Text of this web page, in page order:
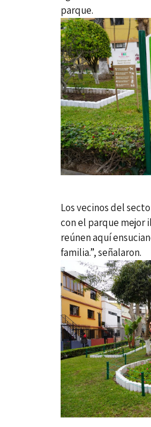
parque.
Los vecinos del
con el parque mejor
reúnen aquí
familia.”, señalaron.